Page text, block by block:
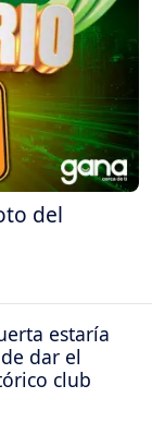
del
estaría
dar el
club